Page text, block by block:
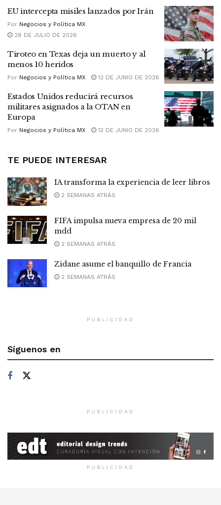
EU intercepta misiles lanzados por Irán
Por Negocios y Política MX
28 DE JULIO DE 2026
Tiroteo en Texas deja un muerto y al
menos 10 heridos
Por Negocios y Política MX 12 DE JUNIO DE 2026
Estados Unidos reducirá recursos
militares asignados a la OTAN en
Europa
Por Negocios y Política MX 12 DE JUNIO DE 2026
TE PUEDE INTERESAR
IA transforma la experiencia de leer libros
2 SEMANAS ATRÁS
FIFA impulsa nueva empresa de 20 mil
mdd
2 SEMANAS ATRÁS
Zidane asume el banquillo de Francia
2 SEMANAS ATRÁS
PUBLICIDAD
Síguenos en
PUBLICIDAD
PUBLICIDAD